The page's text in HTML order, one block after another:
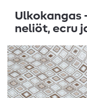
neliöt, ecru